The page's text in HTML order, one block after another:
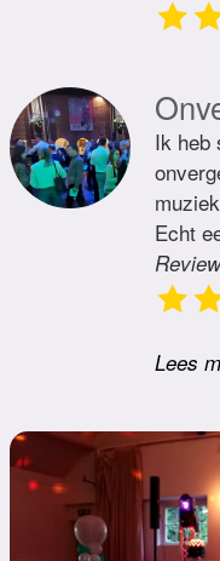
Ik heb
Echt
Lees